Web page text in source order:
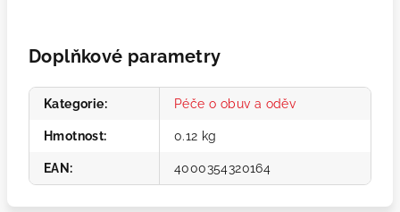
Doplňkové parametry
Kategorie: Péče o obuv a oděv
Hmotnost: 0.12 kg
EAN : 4000354320164